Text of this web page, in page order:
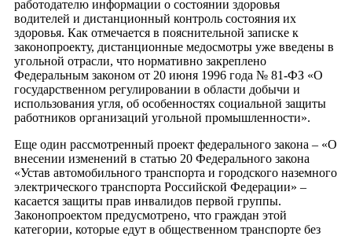
работодателю информации о состоянии здоровья
водителей и дистанционный контроль состояния их
здоровья. Как отмечается в пояснительной записке к
законопроекту, дистанционные медосмотры уже введены в
угольной отрасли, что нормативно закреплено
Федеральным законом от 20 июня 1996 года № 81-ФЗ «О
государственном регулировании в области добычи и
использования угля, об особенностях социальной защиты
работников организаций угольной промышленности».
Еще один рассмотренный проект федерального закона – «О
внесении изменений в статью 20 Федерального закона
«Устав автомобильного транспорта и городского наземного
электрического транспорта Российской Федерации» –
касается защиты прав инвалидов первой группы.
Законопроектом предусмотрено, что граждан этой
категории, которые едут в общественном транспорте без